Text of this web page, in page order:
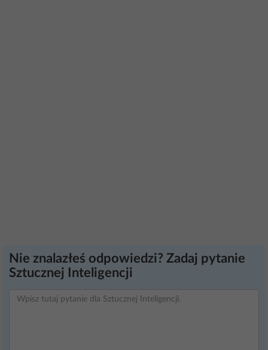
Nie znalazłeś odpowiedzi? Zadaj pytanie
Sztucznej Inteligencji